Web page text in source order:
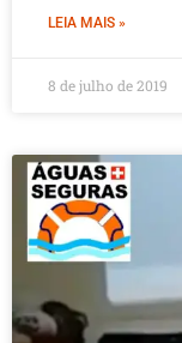
LEIA MAIS »
8 de julho de 2019